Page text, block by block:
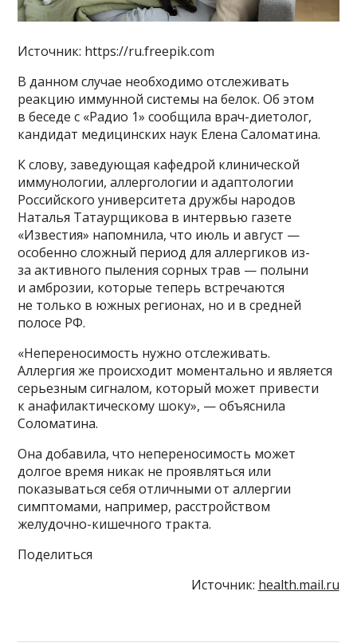
Источник: https://ru.freepik.com
В данном случае необходимо отслеживать
реакцию иммунной системы на белок. Об этом
в беседе с «Радио 1» сообщила врач-диетолог,
кандидат медицинских наук Елена Саломатина.
К слову, заведующая кафедрой клинической
иммунологии, аллергологии и адаптологии
Российского университета дружбы народов
Наталья Татаурщикова в интервью газете
«Известия» напомнила, что июль и август —
особенно сложный период для аллергиков из-
за активного пыления сорных трав — полыни
и амброзии, которые теперь встречаются
не только в южных регионах, но и в средней
полосе РФ.
«Непереносимость нужно отслеживать.
Аллергия же происходит моментально и является
серьезным сигналом, который может привести
к анафилактическому шоку», — объяснила
Соломатина.
Она добавила, что непереносимость может
долгое время никак не проявляться или
показываться себя отличными от аллергии
симптомами, например, расстройством
желудочно-кишечного тракта.
Поделиться
Источник: health.mail.ru